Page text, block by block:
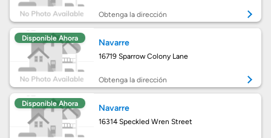
Calcular mi hipoteca
Obtener Aprobación Previa
Preparar mi casa para la venta
Seguro de propietarios
Obtenga la dirección
Disponible Ahora Navarre
16719 Sparrow Colony Lane
Obtenga la dirección
Disponible Ahora Navarre
16314 Speckled Wren Street